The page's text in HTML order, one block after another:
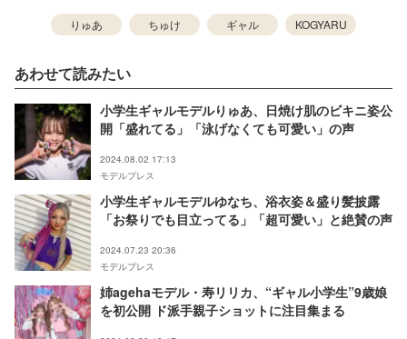
りゅあ ちゅけ ギャル KOGYARU
あわせて読みたい
小学生ギャルモデルりゅあ、日焼け肌のビキニ姿公
開「盛れてる」「泳げなくても可愛い」の声
2024.08.02 17:13
モデルプレス
小学生ギャルモデルゆなち、浴衣姿＆盛り髪披露
「お祭りでも目立ってる」「超可愛い」と絶賛の声
2024.07.23 20:36
モデルプレス
姉agehaモデル・寿リリカ、“ギャル小学生”9歳娘
を初公開 ド派手親子ショットに注目集まる